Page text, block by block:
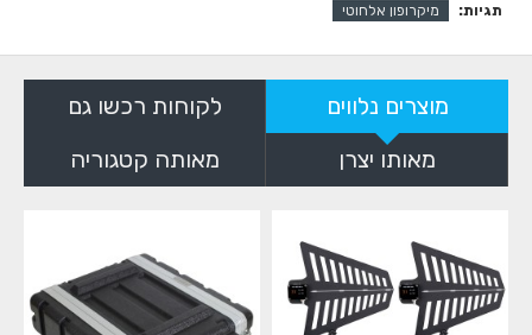
תגיות: מיקרופון אלחוטי
מוצרים נלווים
לקוחות רכשו גם
מאותו יצרן
מאותה קטגוריה